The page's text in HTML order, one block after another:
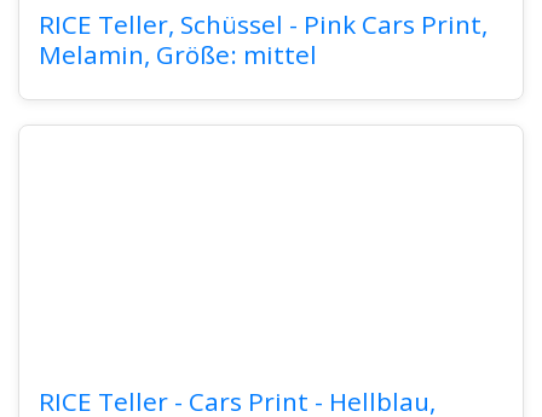
RICE Teller, Schüssel - Pink Cars Print,
Melamin, Größe: mittel
RICE Teller - Cars Print - Hellblau,